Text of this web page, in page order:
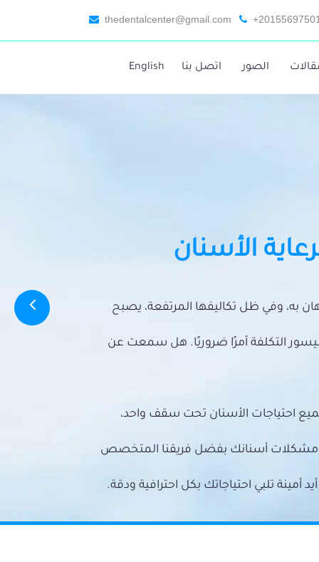
thedentalcenter@gmail.com
الصور اتصل بنا English
الأسنان
به، وفي ظل تكاليفها المرتفعة، يصبح
التكلفة أمرًا ضروريًا. هل سمعت عن
احتياجات الأسنان تحت سقف واحد،
مشكلات أسنانك بفضل فريقنا المتخصص
تلبي احتياجاتك بكل احترافية ودقة.